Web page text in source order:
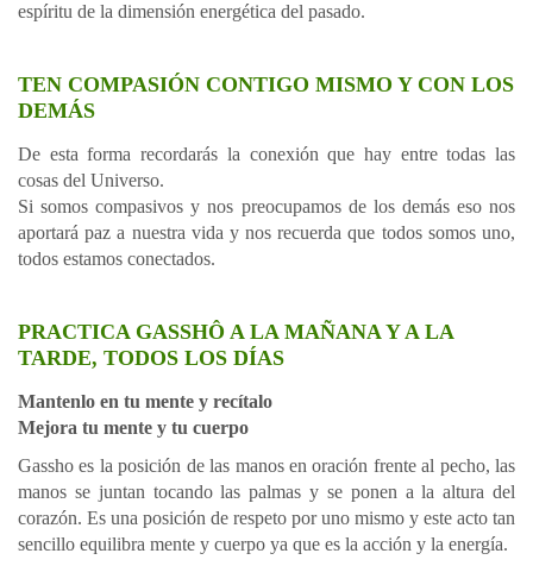
espíritu de la dimensión energética del pasado.
TEN COMPASIÓN CONTIGO MISMO Y CON LOS
DEMÁS
De esta forma recordarás la conexión que hay entre todas las
cosas del Universo.
Si somos compasivos y nos preocupamos de los demás eso nos
aportará paz a nuestra vida y nos recuerda que todos somos uno,
todos estamos conectados.
PRACTICA GASSHÔ A LA MAÑANA Y A LA
TARDE, TODOS LOS DÍAS
Mantenlo en tu mente y recítalo
Mejora tu mente y tu cuerpo
Gassho es la posición de las manos en oración frente al pecho, las
manos se juntan tocando las palmas y se ponen a la altura del
corazón. Es una posición de respeto por uno mismo y este acto tan
sencillo equilibra mente y cuerpo ya que es la acción y la energía.